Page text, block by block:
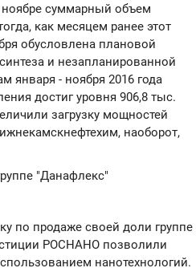
суммарный объем
как месяцем ранее этот
обусловлена плановой
и незапланированной
января - ноября 2016 года
достиг уровня 906,8 тыс.
загрузку мощностей
наоборот,
"Данафлекс"
по продаже своей доли группе
РОСНАНО позволили
нанотехнологий.